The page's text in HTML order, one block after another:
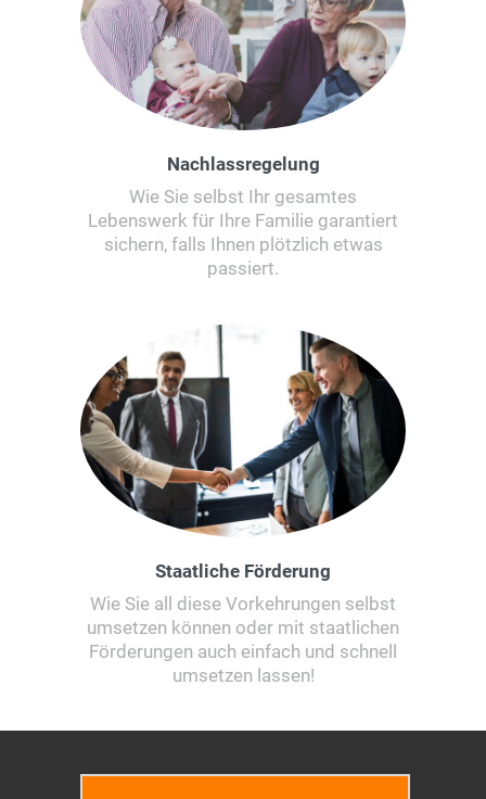
Nachlassregelung
Wie Sie selbst Ihr gesamtes
Lebenswerk für Ihre Familie garantiert
sichern, falls Ihnen plötzlich etwas
passiert.
Staatliche Förderung
Wie Sie all diese Vorkehrungen selbst
umsetzen können oder mit staatlichen
Förderungen auch einfach und schnell
umsetzen lassen!